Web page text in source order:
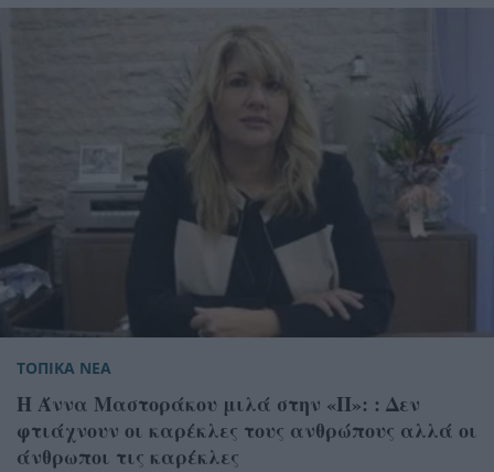
ΤΟΠΙΚΑ ΝΕΑ
Η Άννα Μαστοράκου μιλά στην «Π»: : Δεν
φτιάχνουν οι καρέκλες τους ανθρώπους αλλά οι
άνθρωποι τις καρέκλες